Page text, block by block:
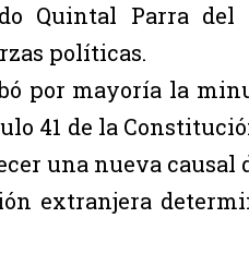
Quintal Parra
políticas.
por mayoría la
41 de la
una nueva causal
extranjera